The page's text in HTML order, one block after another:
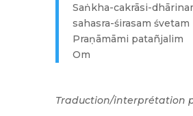
Saṅkha-cakrāsi-
sahasra-śirasam śvetam
Praṇāmāmi patañjalim
Om
Traduction/interprétation